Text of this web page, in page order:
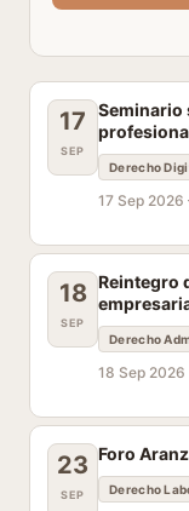
17
SEP
Seminario
Derecho
17 Sep 2026
18
SEP
Reintegro
Derecho
18 Sep 2026
23
SEP
Foro
Derecho